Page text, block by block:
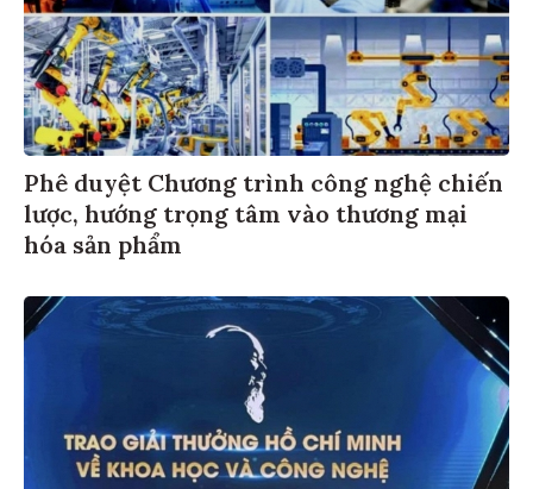
Phê duyệt Chương trình công nghệ chiến
lược, hướng trọng tâm vào thương mại
hóa sản phẩm